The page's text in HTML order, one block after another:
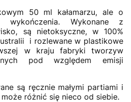
50 ml kałamarzu, ale o
wykończenia. Wykonane z
są nietoksyczne, w 100%
i rozlewane w plastikowe
w kraju fabryki tworzyw
pod względem emisji
są ręcznie małymi partiami i
różnić się nieco od siebie.